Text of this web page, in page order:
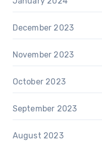
December 2023
November 2023
October 2023
September 2023
August 2023